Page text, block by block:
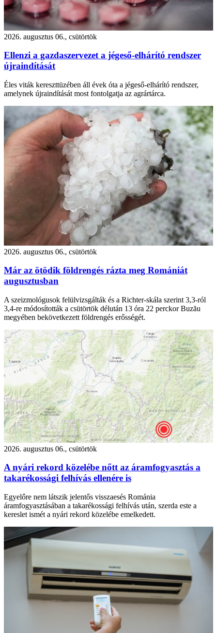
2026. augusztus 06., csütörtök
Ellenzi a gazdaszervezet a jégeső-elhárító rendszer
újraindítását
Éles viták kereszttüzében áll évek óta a jégeső-elhárító rendszer,
amelynek újraindítását most fontolgatja az agrártárca.
2026. augusztus 06., csütörtök
Már az ötödik földrengés rázta meg Romániát
augusztusban
A szeizmológusok felülvizsgálták és a Richter-skála szerint 3,3-ról
3,4-re módosították a csütörtök délután 13 óra 22 perckor Buzău
megyében bekövetkezett földrengés erősségét.
2026. augusztus 06., csütörtök
A nyári rekord közelébe nőtt az áramfogyasztás a
takarékossági felhívás ellenére is
Egyelőre nem látszik jelentős visszaesés Románia
áramfogyasztásában a takarékossági felhívás után, szerda este a
kereslet ismét a nyári rekord közelébe emelkedett.